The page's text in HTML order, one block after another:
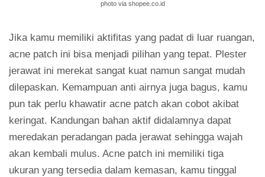
photo via shopee.co.id
Jika kamu memiliki aktifitas yang padat di luar ruangan,
acne patch ini bisa menjadi pilihan yang tepat. Plester
jerawat ini merekat sangat kuat namun sangat mudah
dilepaskan. Kemampuan anti airnya juga bagus, kamu
pun tak perlu khawatir acne patch akan cobot akibat
keringat. Kandungan bahan aktif didalamnya dapat
meredakan peradangan pada jerawat sehingga wajah
akan kembali mulus. Acne patch ini memiliki tiga
ukuran yang tersedia dalam kemasan, kamu tinggal